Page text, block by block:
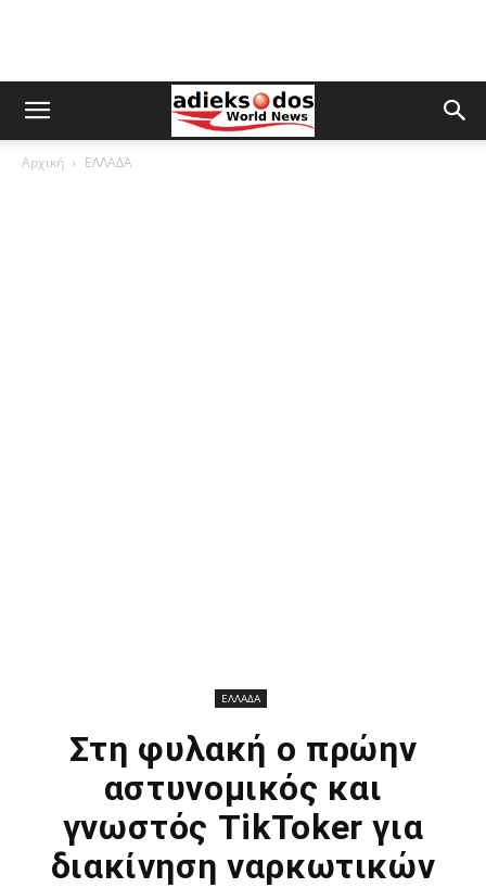
Αρχική ΕΛΛΑΔΑ
ΕΛΛΑΔΑ
Στη φυλακή ο πρώην
αστυνομικός και
γνωστός TikToker για
διακίνηση ναρκωτικών